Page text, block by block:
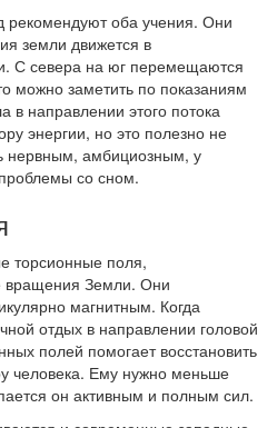
рекомендуют оба учения. Они
земли движется в
С севера на юг перемещаются
можно заметить по показаниям
в направлении этого потока
энергии, но это полезно не
нервным, амбициозным, у
со сном.
торсионные поля,
вращения Земли. Они
магнитным. Когда
отдых в направлении головой
полей помогает восстановить
человека. Ему нужно меньше
он активным и полным сил.